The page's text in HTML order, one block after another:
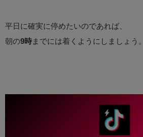
平日に確実に停めたいのであれば、
朝の9時 までには着くようにしましょう。